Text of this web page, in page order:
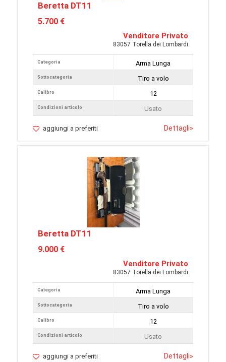
Beretta DT11
5.700 €
Venditore Privato
83057 Torella dei Lombardi
Categoria
Sottocategoria
Calibro
Condizioni articolo
Arma Lunga
Tiro a volo
12
Usato
aggiungi a preferiti Dettagli»
Beretta DT11
9.000 €
Venditore Privato
83057 Torella dei Lombardi
Categoria
Sottocategoria
Calibro
Condizioni articolo
Arma Lunga
Tiro a volo
12
Usato
aggiungi a preferiti Dettagli»